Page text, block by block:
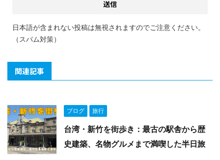
日本語が含まれない投稿は無視されますのでご注意ください。
（スパム対策）
関連記事
ブログ 旅行
台湾・新竹を街歩き：最古の駅舎から歴
史建築、名物グルメまで満喫した半日旅